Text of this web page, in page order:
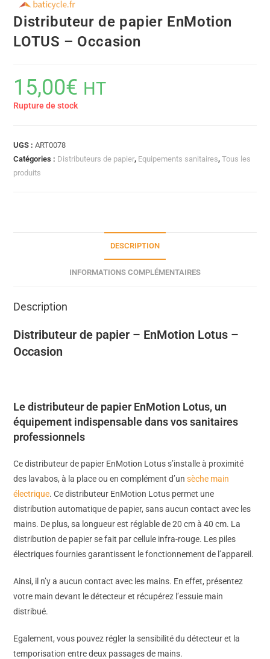
Distributeur de papier EnMotion
LOTUS – Occasion
15,00€ HT
Rupture de stock
UGS :ART0078
Catégories : Distributeurs de papier, Equipements sanitaires,Tous les
produits
DESCRIPTION
INFORMATIONS COMPLÉMENTAIRES
Description
Distributeur de papier – EnMotion Lotus –
Occasion
Le distributeur de papier EnMotion Lotus, un
équipement indispensable dans vos sanitaires
professionnels
Ce distributeur de papier EnMotion Lotus s’installe à proximité
des lavabos, à la place ou en complément d’unsèche main
électrique. Ce distributeur EnMotion Lotus permet une
distribution automatique de papier, sans aucun contact avec les
mains. De plus, sa longueur est réglable de 20 cm à 40 cm. La
distribution de papier se fait par cellule infra-rouge. Les piles
électriques fournies garantissent le fonctionnement de l’appareil.
Ainsi, il n’y a aucun contact avec les mains. En effet, présentez
votre main devant le détecteur et récupérez l’essuie main
distribué.
Egalement, vous pouvez régler la sensibilité du détecteur et la
temporisation entre deux passages de mains.